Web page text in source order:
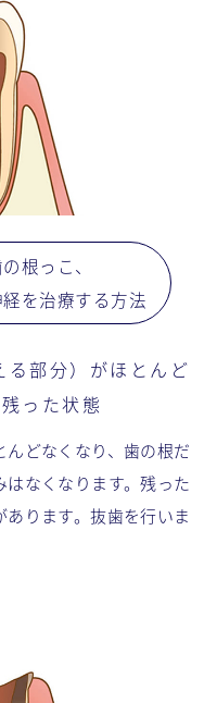
根っこ、
を治療する方法
る部分）がほとんど
った状態
どなくなり、歯の根だ
なくなります。残った
ります。抜歯を行いま